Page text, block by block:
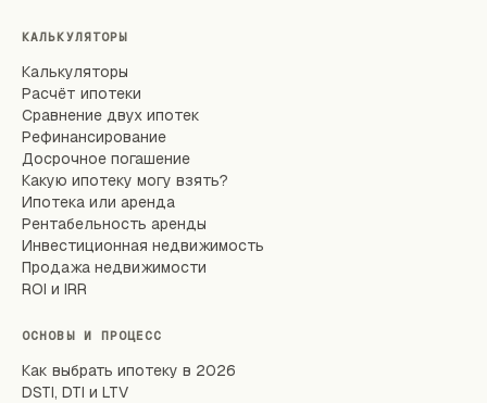
КАЛЬКУЛЯТОРЫ
Калькуляторы
Расчёт ипотеки
Сравнение двух ипотек
Рефинансирование
Досрочное погашение
Какую ипотеку могу взять?
Ипотека или аренда
Рентабельность аренды
Инвестиционная недвижимость
Продажа недвижимости
ROI и IRR
ОСНОВЫ И ПРОЦЕСС
Как выбрать ипотеку в 2026
DSTI, DTI и LTV